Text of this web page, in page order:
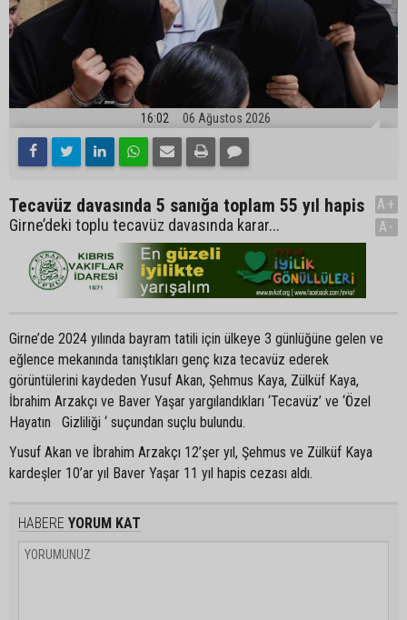
16:02 06 Ağustos 2026
Tecavüz davasında 5 sanığa toplam 55 yıl hapis
Girne’deki toplu tecavüz davasında karar...
A+
A-
Girne’de 2024 yılında bayram tatili için ülkeye 3 günlüğüne gelen ve
eğlence mekanında tanıştıkları genç kıza tecavüz ederek
görüntülerini kaydeden Yusuf Akan, Şehmus Kaya, Zülküf Kaya,
İbrahim Arzakçı ve Baver Yaşar yargılandıkları ‘Tecavüz’ ve ‘Özel
Hayatın Gizliliği ‘ suçundan suçlu bulundu.
Yusuf Akan ve İbrahim Arzakçı 12’şer yıl, Şehmus ve Zülküf Kaya
kardeşler 10’ar yıl Baver Yaşar 11 yıl hapis cezası aldı.
HABERE YORUM KAT